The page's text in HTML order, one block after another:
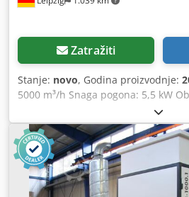
Zatražiti
Stanje: novo, Godina proizvodnje:
5000 m³/h Snaga pogona: 5,5 kW
Prečnik priključka: 280 mm
širina/visina): 2460x1250x1600 mm
uređaji za odsisavanje metalne
Dwjdpfx Anjw Nbk Uoioa - Kapacitet
- Snaga motora: 5,5 kW - Broj
400 V, 50 Hz - Prečnik usisnog